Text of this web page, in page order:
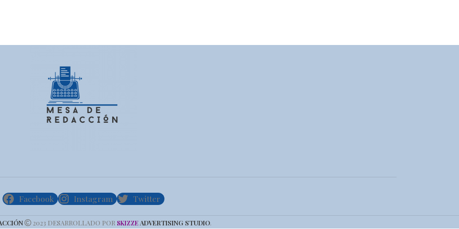
Facebook Instagram Twitter
2023 DESARROLLADO POR SKIZZE ADVERTISING STUDIO.